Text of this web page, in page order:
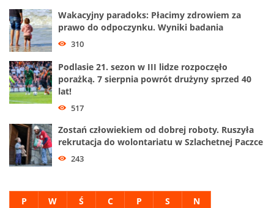
Wakacyjny paradoks: Płacimy zdrowiem za
prawo do odpoczynku. Wyniki badania
310
Podlasie 21. sezon w III lidze rozpoczęło
porażką. 7 sierpnia powrót drużyny sprzed 40
lat!
517
Zostań człowiekiem od dobrej roboty. Ruszyła
rekrutacja do wolontariatu w Szlachetnej Paczce
243
P W Ś C P S N